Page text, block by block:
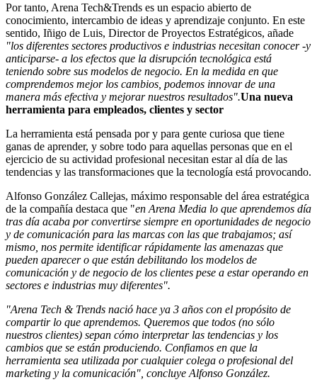
Por tanto, Arena Tech&Trends es un espacio abierto de
conocimiento, intercambio de ideas y aprendizaje conjunto. En este
sentido, Iñigo de Luis, Director de Proyectos Estratégicos, añade
"los diferentes sectores productivos e industrias necesitan conocer -y
anticiparse- a los efectos que la disrupción tecnológica está
teniendo sobre sus modelos de negocio. En la medida en que
comprendemos mejor los cambios, podemos innovar de una
manera más efectiva y mejorar nuestros resultados".Una nueva
herramienta para empleados, clientes y sector
La herramienta está pensada por y para gente curiosa que tiene
ganas de aprender, y sobre todo para aquellas personas que en el
ejercicio de su actividad profesional necesitan estar al día de las
tendencias y las transformaciones que la tecnología está provocando.
Alfonso González Callejas, máximo responsable del área estratégica
de la compañía destaca que "en Arena Media lo que aprendemos día
tras día acaba por convertirse siempre en oportunidades de negocio
y de comunicación para las marcas con las que trabajamos; así
mismo, nos permite identificar rápidamente las amenazas que
pueden aparecer o que están debilitando los modelos de
comunicación y de negocio de los clientes pese a estar operando en
sectores e industrias muy diferentes".
"Arena Tech & Trends nació hace ya 3 años con el propósito de
compartir lo que aprendemos. Queremos que todos (no sólo
nuestros clientes) sepan cómo interpretar las tendencias y los
cambios que se están produciendo. Confiamos en que la
herramienta sea utilizada por cualquier colega o profesional del
marketing y la comunicación", concluye Alfonso González.